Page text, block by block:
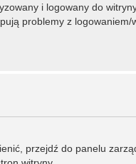
i logowany do
problemy z
przejdź do panelu